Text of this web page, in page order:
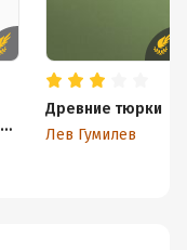
Древние тюрки
Лев Гумилев